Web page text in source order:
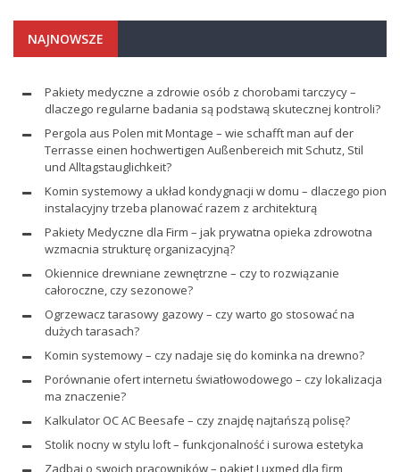
NAJNOWSZE
Pakiety medyczne a zdrowie osób z chorobami tarczycy –
dlaczego regularne badania są podstawą skutecznej kontroli?
Pergola aus Polen mit Montage – wie schafft man auf der
Terrasse einen hochwertigen Außenbereich mit Schutz, Stil
und Alltagstauglichkeit?
Komin systemowy a układ kondygnacji w domu – dlaczego pion
instalacyjny trzeba planować razem z architekturą
Pakiety Medyczne dla Firm – jak prywatna opieka zdrowotna
wzmacnia strukturę organizacyjną?
Okiennice drewniane zewnętrzne – czy to rozwiązanie
całoroczne, czy sezonowe?
Ogrzewacz tarasowy gazowy – czy warto go stosować na
dużych tarasach?
Komin systemowy – czy nadaje się do kominka na drewno?
Porównanie ofert internetu światłowodowego – czy lokalizacja
ma znaczenie?
Kalkulator OC AC Beesafe – czy znajdę najtańszą polisę?
Stolik nocny w stylu loft – funkcjonalność i surowa estetyka
Zadbaj o swoich pracowników – pakiet Luxmed dla firm